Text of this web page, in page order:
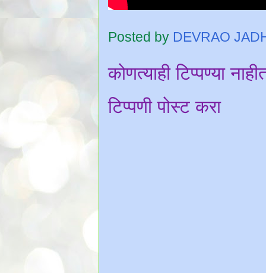
Posted by DEVRAO
कोणत्याही टिप्पण्‍या
टिप्पणी पोस्ट करा